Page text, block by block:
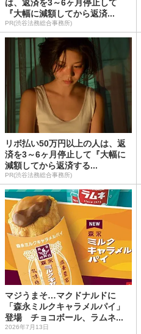
は、返済を3～6ヶ月停止して
『大幅に減額してから返済...
PR(渋谷法務総合事務所)
リボ払い50万円以上の人は、返
済を3～6ヶ月停止して『大幅に
減額してから返済する...
PR(渋谷法務総合事務所)
マジうまそ…マクドナルドに
「森永ミルクキャラメルパイ」
登場 チョコボール、ラムネ...
2026年7月13日